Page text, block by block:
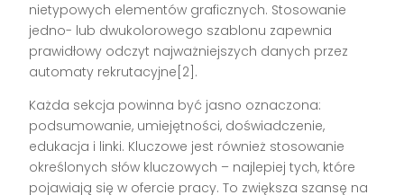
nietypowych elementów graficznych. Stosowanie
jedno- lub dwukolorowego szablonu zapewnia
prawidłowy odczyt najważniejszych danych przez
automaty rekrutacyjne[2].
Każda sekcja powinna być jasno oznaczona:
podsumowanie, umiejętności, doświadczenie,
edukacja i linki. Kluczowe jest również stosowanie
określonych słów kluczowych – najlepiej tych, które
pojawiają się w ofercie pracy. To zwiększa szansę na